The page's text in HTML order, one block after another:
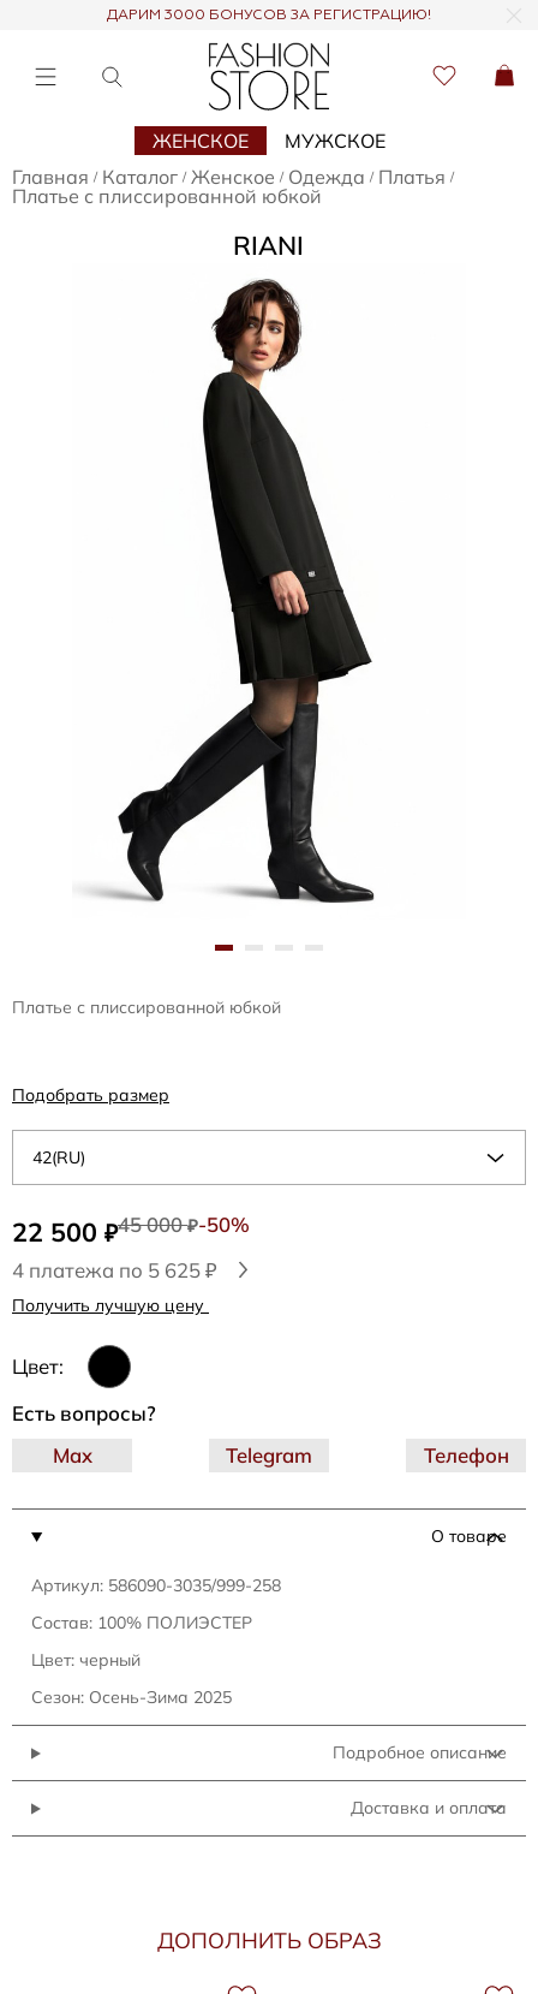
ДАРИМ 3000 БОНУСОВ ЗА РЕГИСТРАЦИЮ!
ЖЕНСКОЕ
МУЖСКОЕ
Главная / Каталог / Женское / Одежда / Платья /
Платье с плиссированной юбкой
RIANI
Платье с плиссированной юбкой
22 500 ₽45 000₽-50%
4 платежа по 5 625 ₽
Получить лучшую цену
Цвет:
42(RU)
Подобрать размер
О товаре
Артикул: 586090-3035/999-258
Состав: 100% ПОЛИЭСТЕР
Цвет: черный
Сезон: Осень-Зима 2025
Подробное описание
Доставка и оплата
Есть вопросы?
Telegram
Max Телефон
ДОПОЛНИТЬ ОБРАЗ